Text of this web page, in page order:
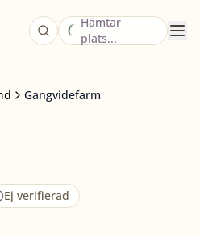
Hämtar
plats...
Gangvidefarm
Ej verifierad